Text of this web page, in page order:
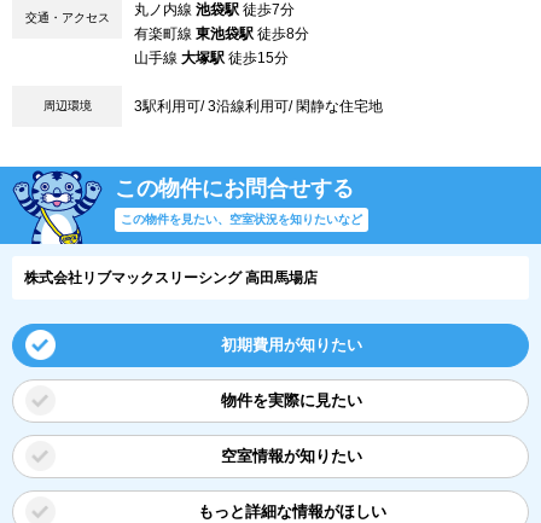
交通・アクセス 丸ノ内線 池袋駅 徒歩7分
有楽町線 東池袋駅 徒歩8分
山手線 大塚駅 徒歩15分
周辺環境 3駅利用可/ 3沿線利用可/ 閑静な住宅地
この物件にお問合せする
この物件を見たい、空室状況を知りたいなど
株式会社リブマックスリーシング 高田馬場店
初期費用が知りたい
物件を実際に見たい
空室情報が知りたい
もっと詳細な情報がほしい